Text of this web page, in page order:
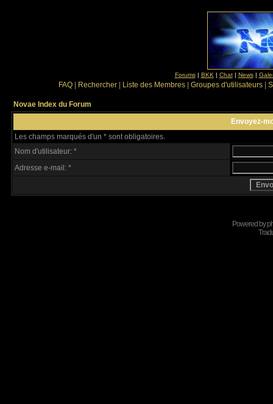
Forums| BKK | Chat| News|
FAQ Rechercher Liste des Membres Groupes d'utilisateurs
Novae Index du Forum
Envoyez-
Les champs marqués d'un * sont obligatoires.
Nom d'utilisateur: *
Adresse e-mail: *
Powered by